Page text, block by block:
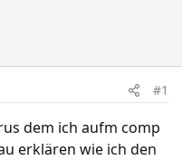
#1
dem ich aufm comp
erklären wie ich den